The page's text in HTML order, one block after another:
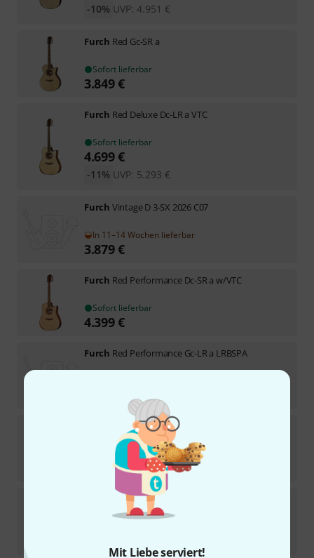
Mit Liebe serviert!
UVP: 4.951 €
-10%
Furch Red Gc-SR a
Sofort lieferbar
3.849€
Furch Red Deluxe Dc-LR a VTC
Sofort lieferbar
4.699€
UVP: 5.293 €
-11%
Furch Vintage D 3-SX 2026 C07
In 11–14 Wochen lieferbar
3.879€
Furch Red Performance Dc-SR a w/VTC
Sofort lieferbar
4.399€
Furch Red Performance Gc-LR a LRBSPA
Red Pure Dc-SR SPE
Sofort lieferbar
3.359€
Red Deluxe Dc-SR a VTC